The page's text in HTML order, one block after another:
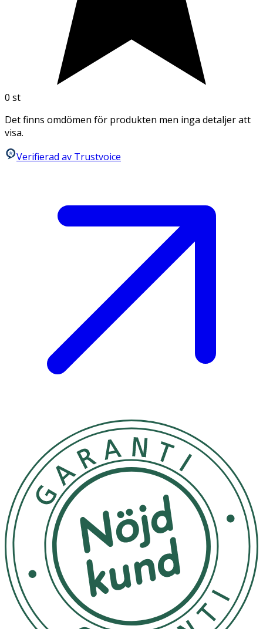
0 st
Det finns omdömen för produkten men inga detaljer att
visa.
Verifierad av Trustvoice